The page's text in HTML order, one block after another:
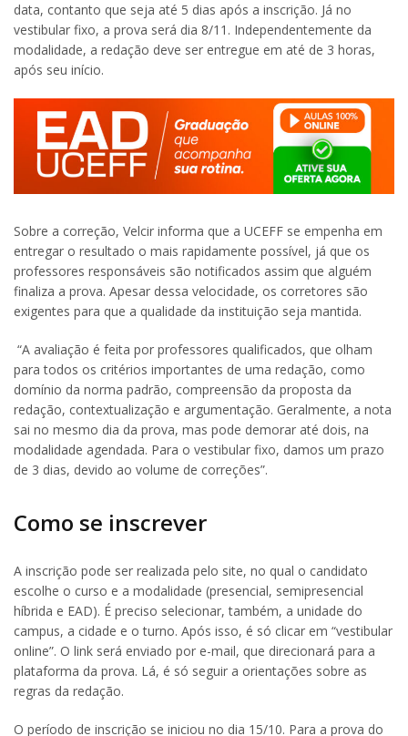
data, contanto que seja até 5 dias após a inscrição. Já no
vestibular fixo, a prova será dia 8/11. Independentemente da
modalidade, a redação deve ser entregue em até de 3 horas,
após seu início.
Sobre a correção, Velcir informa que a UCEFF se empenha em
entregar o resultado o mais rapidamente possível, já que os
professores responsáveis são notificados assim que alguém
finaliza a prova. Apesar dessa velocidade, os corretores são
exigentes para que a qualidade da instituição seja mantida.
“A avaliação é feita por professores qualificados, que olham
para todos os critérios importantes de uma redação, como
domínio da norma padrão, compreensão da proposta da
redação, contextualização e argumentação. Geralmente, a nota
sai no mesmo dia da prova, mas pode demorar até dois, na
modalidade agendada. Para o vestibular fixo, damos um prazo
de 3 dias, devido ao volume de correções”.
Como se inscrever
A inscrição pode ser realizada pelo site, no qual o candidato
escolhe o curso e a modalidade (presencial, semipresencial
híbrida e EAD). É preciso selecionar, também, a unidade do
campus, a cidade e o turno. Após isso, é só clicar em “vestibular
online”. O link será enviado por e-mail, que direcionará para a
plataforma da prova. Lá, é só seguir a orientações sobre as
regras da redação.
O período de inscrição se iniciou no dia 15/10. Para a prova do